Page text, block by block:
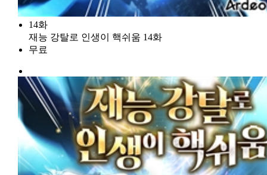
14화
재능 강탈로 인생이 핵쉬움 14화
무료